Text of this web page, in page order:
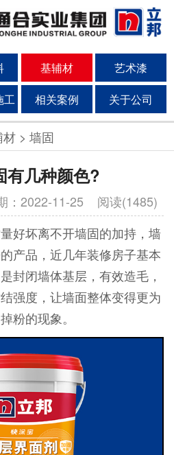
基辅材 艺术漆
工 相关案例 关于公司
材> 墙固
有几种颜色?
：2022-11-25 阅读(1485)
坏离不开墙固的加持，墙
产品，近几年装修房子基本
封闭墙体基层，有效造毛，
强度，让墙面整体变得更为
粉的现象。